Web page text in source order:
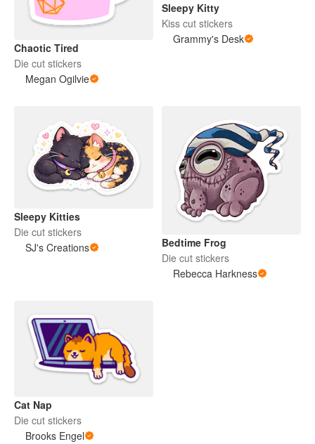
Chaotic Tired
Die cut stickers
Megan Ogilvie
Sleepy Kitty
Kiss cut stickers
Grammy's Desk
Sleepy Kitties
Die cut stickers
SJ's Creations
Bedtime Frog
Die cut stickers
Rebecca Harkness
Cat Nap
Die cut stickers
Brooks Engel